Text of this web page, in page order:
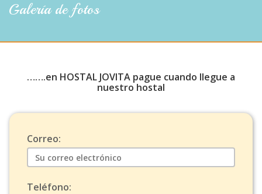
Galería de fotos
…….en HOSTAL JOVITA pague cuando llegue a
nuestro hostal
Correo:
Teléfono: